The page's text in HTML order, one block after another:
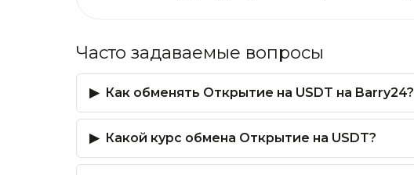
Часто задаваемые вопросы
Как обменять Открытие на USDT на Barry24?
Какой курс обмена Открытие на USDT?